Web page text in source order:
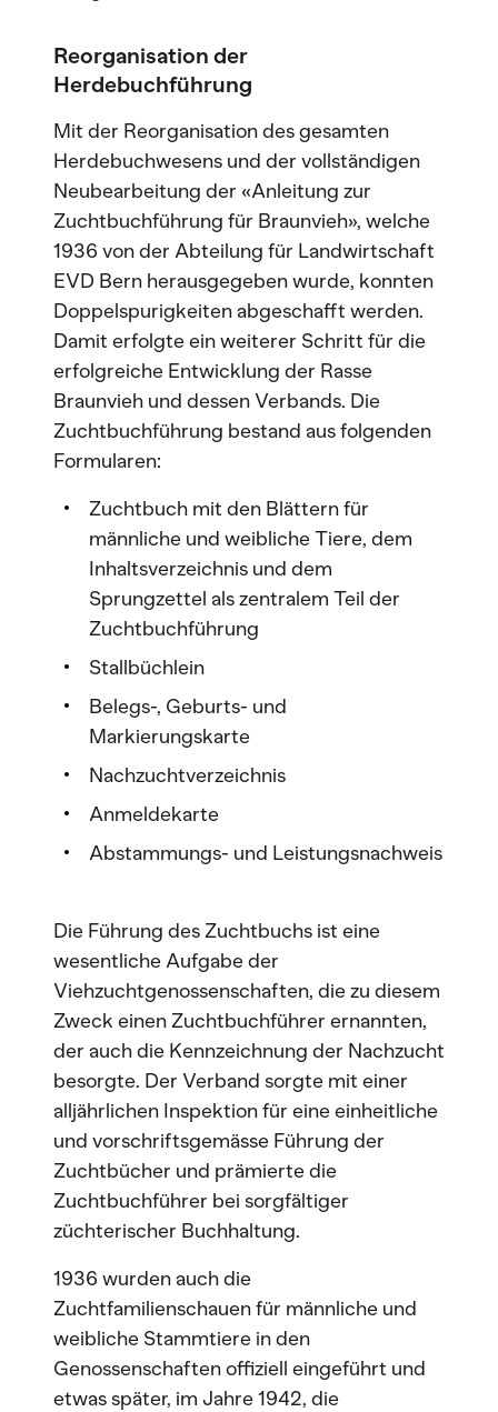
Reorganisation der
Herdebuchführung
Mit der Reorganisation des gesamten
Herdebuchwesens und der vollständigen
Neubearbeitung der «Anleitung zur
Zuchtbuchführung für Braunvieh», welche
1936 von der Abteilung für Landwirtschaft
EVD Bern herausgegeben wurde, konnten
Doppelspurigkeiten abgeschafft werden.
Damit erfolgte ein weiterer Schritt für die
erfolgreiche Entwicklung der Rasse
Braunvieh und dessen Verbands. Die
Zuchtbuchführung bestand aus folgenden
Formularen:
Zuchtbuch mit den Blättern für
männliche und weibliche Tiere, dem
Inhaltsverzeichnis und dem
Sprungzettel als zentralem Teil der
Zuchtbuchführung
Stallbüchlein
Belegs-, Geburts- und
Markierungskarte
Nachzuchtverzeichnis
Anmeldekarte
Abstammungs- und Leistungsnachweis
Die Führung des Zuchtbuchs ist eine
wesentliche Aufgabe der
Viehzuchtgenossenschaften, die zu diesem
Zweck einen Zuchtbuchführer ernannten,
der auch die Kennzeichnung der Nachzucht
besorgte. Der Verband sorgte mit einer
alljährlichen Inspektion für eine einheitliche
und vorschriftsgemässe Führung der
Zuchtbücher und prämierte die
Zuchtbuchführer bei sorgfältiger
züchterischer Buchhaltung.
1936 wurden auch die
Zuchtfamilienschauen für männliche und
weibliche Stammtiere in den
Genossenschaften offiziell eingeführt und
etwas später, im Jahre 1942, die